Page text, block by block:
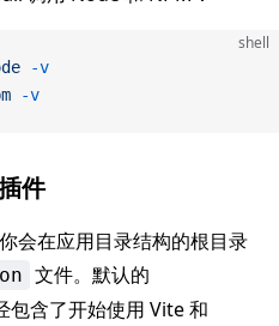
shell
-v
-v
件
会在应用目录结构的根目录
文件。默认的
包含了开始使用 Vite 和